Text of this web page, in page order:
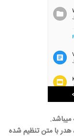
با متن تنظیم شده